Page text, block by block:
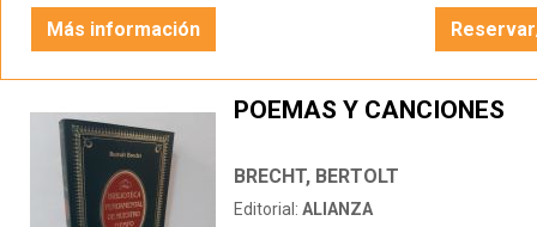
Más información
POEMAS Y CANCIONES
BRECHT, BERTOLT
Editorial: ALIANZA